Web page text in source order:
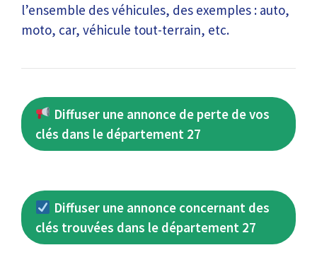
l’ensemble des véhicules, des exemples : auto,
moto, car, véhicule tout-terrain, etc.
Diffuser une annonce de perte de vos
clés dans le département 27
Diffuser une annonce concernant des
clés trouvées dans le département 27